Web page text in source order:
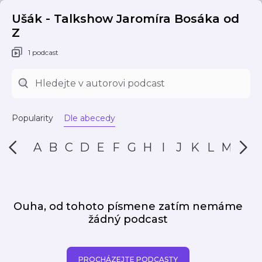
Ušák - Talkshow Jaromíra Bosáka od
Z
1 podcast
Popularity Dle abecedy
A B C D E F G H I J K L M N
Ouha, od tohoto písmene zatím nemáme
žádný podcast
PROCHÁZEJTE PODCASTY